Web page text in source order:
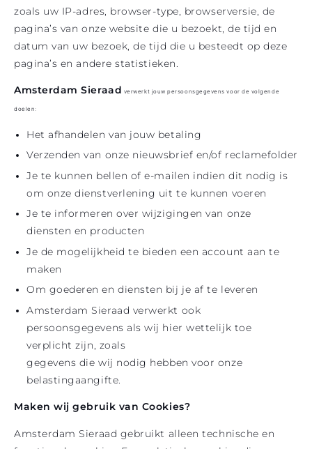
zoals uw IP-adres, browser-type, browserversie, de
pagina’s van onze website die u bezoekt, de tijd en
datum van uw bezoek, de tijd die u besteedt op deze
pagina’s en andere statistieken.
Amsterdam Sieraad verwerkt jouw persoonsgegevens voor de volgende
doelen:
Het afhandelen van jouw betaling
Verzenden van onze nieuwsbrief en/of reclamefolder
Je te kunnen bellen of e-mailen indien dit nodig is
om onze dienstverlening uit te kunnen voeren
Je te informeren over wijzigingen van onze
diensten en producten
Je de mogelijkheid te bieden een account aan te
maken
Om goederen en diensten bij je af te leveren
Amsterdam Sieraad verwerkt ook
persoonsgegevens als wij hier wettelijk toe
verplicht zijn, zoals
gegevens die wij nodig hebben voor onze
belastingaangifte.
Maken wij gebruik van Cookies?
Amsterdam Sieraad gebruikt alleen technische en